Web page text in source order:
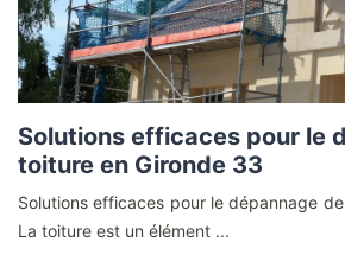
Solutions efficaces pour le
toiture en Gironde 33
Solutions efficaces pour le dépannage
La toiture est un élément ...